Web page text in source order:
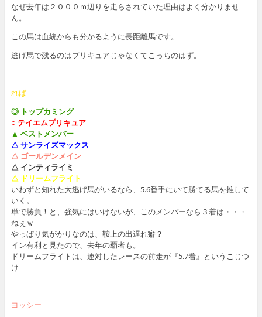
なぜ去年は２０００ｍ辺りを走らされていた理由はよく分かりませ
ん。
この馬は血統からも分かるように長距離馬です。
逃げ馬で残るのはプリキュアじゃなくてこっちのはず。
れば
◎ トップカミング
○ テイエムプリキュア
▲ ベストメンバー
△ サンライズマックス
△ ゴールデンメイン
△ インティライミ
△ ドリームフライト
いわずと知れた大逃げ馬がいるなら、5.6番手にいて勝てる馬を推して
いく。
単で勝負！と、強気にはいけないが、このメンバーなら３着は・・・
ねぇｗ
やっぱり気がかりなのは、鞍上の出遅れ癖？
イン有利と見たので、去年の覇者も。
ドリームフライトは、連対したレースの前走が『5.7着』というこじつ
け
ヨッシー